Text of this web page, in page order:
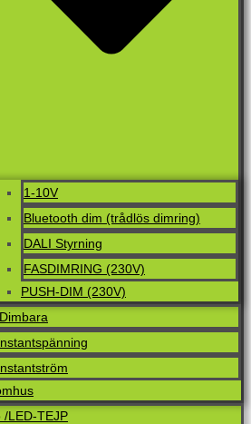
1-10V
Bluetooth dim (trådlös dimring)
DALI Styrning
FASDIMRING (230V)
PUSH-DIM (230V)
/LED-TEJP